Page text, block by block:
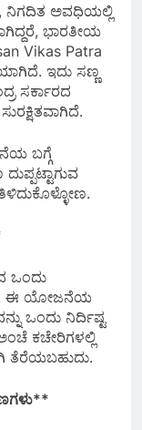
ನಿಗದಿತ ಅವಧಿಯಲ್ಲಿ
ಭಾರತೀಯ
Vikas Patra
ಇದು ಸಣ್ಣ
ಸರ್ಕಾರದ
ಬಗ್ಗೆ
ಒಂದು
ಈ ಯೋಜನೆಯ
ಒಂದು ನಿರ್ದಿಷ್ಟ
ಕಚೇರಿಗಳಲ್ಲಿ
ತೆರೆಯಬಹುದು.